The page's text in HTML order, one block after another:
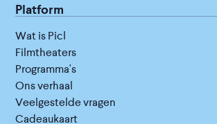
Platform
Wat is Picl
Filmtheaters
Programma's
Ons verhaal
Veelgestelde vragen
Cadeaukaart